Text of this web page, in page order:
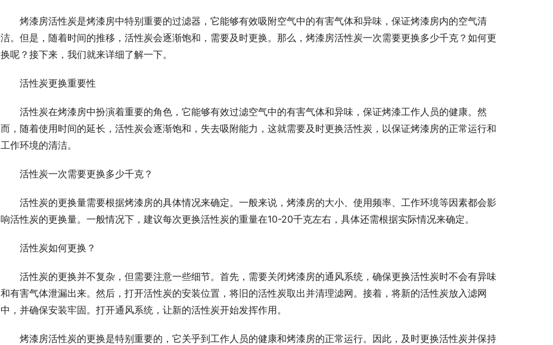
烤漆房活性炭是烤漆房中特别重要的过滤器，它能够有效吸附空气中的有害气体和异味，保证烤漆房内的空气清
洁。但是，随着时间的推移，活性炭会逐渐饱和，需要及时更换。那么，烤漆房活性炭一次需要更换多少千克？如何更
换呢？接下来，我们就来详细了解一下。
活性炭更换重要性
活性炭在烤漆房中扮演着重要的角色，它能够有效过滤空气中的有害气体和异味，保证烤漆工作人员的健康。然
而，随着使用时间的延长，活性炭会逐渐饱和，失去吸附能力，这就需要及时更换活性炭，以保证烤漆房的正常运行和
工作环境的清洁。
活性炭一次需要更换多少千克？
活性炭的更换量需要根据烤漆房的具体情况来确定。一般来说，烤漆房的大小、使用频率、工作环境等因素都会影
响活性炭的更换量。一般情况下，建议每次更换活性炭的重量在10-20千克左右，具体还需根据实际情况来确定。
活性炭如何更换？
活性炭的更换并不复杂，但需要注意一些细节。首先，需要关闭烤漆房的通风系统，确保更换活性炭时不会有异味
和有害气体泄漏出来。然后，打开活性炭的安装位置，将旧的活性炭取出并清理滤网。接着，将新的活性炭放入滤网
中，并确保安装牢固。打开通风系统，让新的活性炭开始发挥作用。
烤漆房活性炭的更换是特别重要的，它关乎到工作人员的健康和烤漆房的正常运行。因此，及时更换活性炭并保持